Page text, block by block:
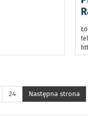
24 Następna strona